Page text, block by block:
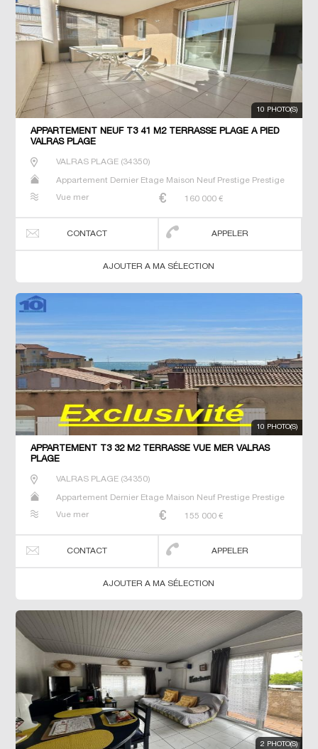
10 PHOTO(S)
APPARTEMENT NEUF T3 41 M2 TERRASSE PLAGE À PIED
VALRAS PLAGE
VALRAS PLAGE(34350)
Appartement Dernier Etage Maison Neuf Prestige Prestige
Vue mer
160 000 €
CONTACT APPELER
AJOUTER A MA SÉLECTION
10 PHOTO(S)
APPARTEMENT T3 32 M2 TERRASSE VUE MER VALRAS
PLAGE
VALRAS PLAGE(34350)
Appartement Dernier Etage Maison Neuf Prestige Prestige
Vue mer
155 000 €
CONTACT APPELER
AJOUTER A MA SÉLECTION
2 PHOTO(S)